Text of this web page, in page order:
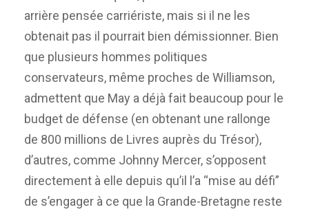
arrière pensée carriériste, mais si il ne les
obtenait pas il pourrait bien démissionner. Bien
que plusieurs hommes politiques
conservateurs, même proches de Williamson,
admettent que May a déjà fait beaucoup pour le
budget de défense (en obtenant une rallonge
de 800 millions de Livres auprès du Trésor),
d’autres, comme Johnny Mercer, s’opposent
directement à elle depuis qu’il l’a “mise au défi”
de s’engager à ce que la Grande-Bretagne reste